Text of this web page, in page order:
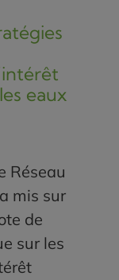
eaux
Réseau
mis sur
de
sur les